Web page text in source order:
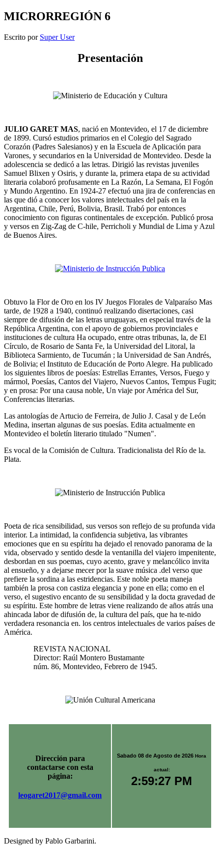
MICRORREGIÓN 6
Escrito por Super User
Presentación
JULIO GARET MAS, nació en Montevideo, el 17 de diciembre
de 1899. Cursó estudios primarios en el Colegio del Sagrado
Corazón (Padres Salesianos) y en la Escuela de Aplicación para
Varones, y secundarios en la Universidad de Montevideo. Desde la
adolescencia se dedicó a las letras. Dirigió las revistas juveniles
Samuel Blixen y Osiris, y durante la, primera etapa de su actividad
literaria colaboró profusamente en La Razón, La Semana, El Fogón
y Mundo Argentino. En 1924-27 efectuó una jira de conferencias en
las que dió a conocer los valores intelectuales del país en la
Argentina, Chile, Perú, Bolivia, Brasil. Trabó por entonces
conocimiento con figuras continentales de excepción. Publicó prosa
y versos en Zig-Zag de C-hile, Perricholi y Mundial de Lima y Azul
de Buenos Aires.
Obtuvo la Flor de Oro en los IV Juegos Florales de Valparaíso Mas
tarde, de 1928 a 1940, continuó realizando disertaciones, casi
siempre de difusión de las letras uruguayas, en especial través de la
República Argentina, con el apoyo de gobiernos provinciales e
instituciones de cultura Ha ocupado, entre otras tribunas, la, de El
Círculo, de Rosario de Santa Fe, la Universidad del Litoral, la
Biblioteca Sarmiento, de Tucumán ; la Universidad de San Andrés,
de Bolivia; el Instituto de Educación de Porto Alegre. Ha publicado
los siguientes libros de poesías: Estrellas Errantes, Versos, Fuego y
mármol, Poesías, Cantos del Viajero, Nuevos Cantos, Tempus Fugit;
y en prosa: Por una causa noble, Un viaje por América del Sur,
Conferencias literarias.
Las antologías de Artucio de Ferreira, de Julio J. Casal y de León
Medina, insertan algunas de sus poesías. Edita actualmente en
Montevideo el boletín literario titulado "Numen".
Es vocal de la Comisión de Cultura. Tradicionalista del Río de la.
Plata.
Poeta de rica sensibilidad, sus versos son reflejo de su profunda vida
interior. La intimidad, la confidencia subjetiva, las vibrantes
emociones que en su espíritu ha dejado el renovado panorama de la
vida, observado y sentido desde la ventanilla del viajero impenitente,
desbordan en sus poemas, cuyo acento, grave y melancólico invita
al ensueño, y a dejarse mecer por la suave música .del verso que
prefiere la sordina a las estridencias. Este noble poeta maneja
también la prosa con castiza elegancia y pone en ella; como en el
verso, el sugestivo encanto de su sensibilidad y la docta gravedad de
su espíritu. Este hombre de letras viene realizando de años atrás una
ahincada labor de difusión de, la cultura del país, que ha te-nido
verdadera resonancia en. los centros intelectuales de varios países de
América.
REVISTA NACIONAL
Director: Raúl Montero Bustamante
núm. 86, Montevideo, Febrero de 1945.
Dirección para
contactarse con esta
página:
leogaret2017@gmail.com
Sabado 08 de Agosto de 2026 Hora
actual:
2:59:27 PM
Designed by Pablo Garbarini.